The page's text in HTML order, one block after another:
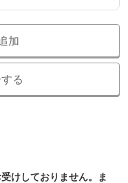
加
る
けしておりません。ま